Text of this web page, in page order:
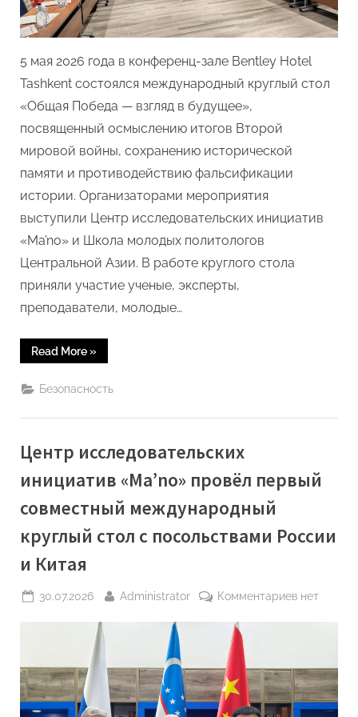
Второй
мировой
войны
5 мая 2026 года в конференц-зале Bentley Hotel
Tashkent состоялся международный круглый стол
«Общая Победа — взгляд в будущее»,
посвященный осмыслению итогов Второй
мировой войны, сохранению исторической
памяти и противодействию фальсификации
истории. Организаторами мероприятия
выступили Центр исследовательских инициатив
«Ma’no» и Школа молодых политологов
Центральной Азии. В работе круглого стола
приняли участие ученые, эксперты,
преподаватели, молодые…
Read More“«Общая
Победа
взгляд
в
в
сохранение
исторической
и
Второй
мировой
войны”
»
Безопасность
Центр исследовательских
инициатив «Ma’no» провёл первый
совместный международный
круглый стол с посольствами России
и Китая
Posted
30.07.2026 By
Administrator Комментариевк
инициатив
«Ma’no»
провёл
нет